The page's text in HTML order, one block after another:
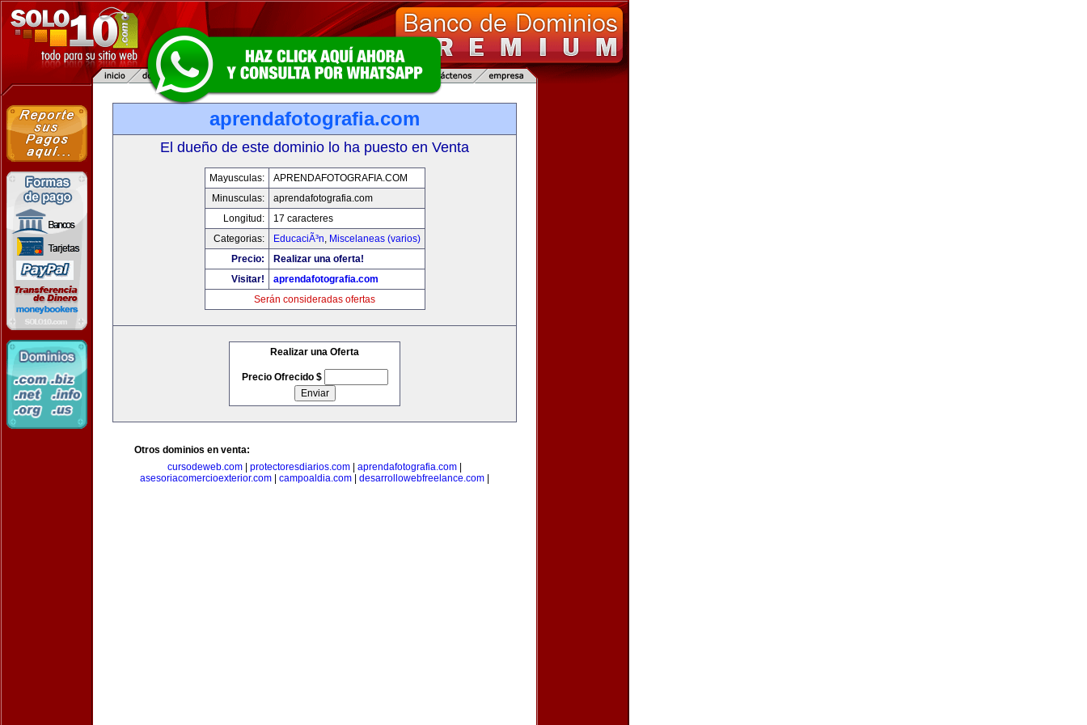
aprendafotografia.com
El dueño de este dominio lo ha puesto en Venta
Mayusculas:
APRENDAFOTOGRAFIA.COM
Minusculas:
aprendafotografia.com
Longitud:
17 caracteres
Categorias:
EducaciÃ³n, Miscelaneas (varios)
Precio:
Realizar una oferta!
Visitar!
aprendafotografia.com
Serán consideradas ofertas
Realizar una Oferta
Precio Ofrecido $
Otros dominios en venta:
cursodeweb.com
protectoresdiarios.com aprendafotografia.com
asesoriacomercioexterior.com
campoaldia.com desarrollowebfreelance.com